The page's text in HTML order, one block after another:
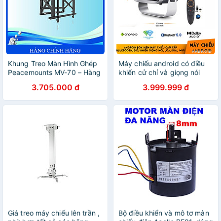
Khung Treo Màn Hình Ghép
Peacemounts MV-70 – Hàng
3.705.000 đ
Máy chiếu android có điều
khiển cử chỉ và giọng nói
nối màng hình điện thoại,
Wifi kép 2 băng tần, cài sẵn
ứng dụng tivi truyền hình
cáp bóng đá và phim HD
miễn phí vĩnh viễn - Hàng
Nhập Khẩu
3.999.999 đ
Giá treo máy chiếu lên trần ,
Bộ điều khiển và mô tơ màn